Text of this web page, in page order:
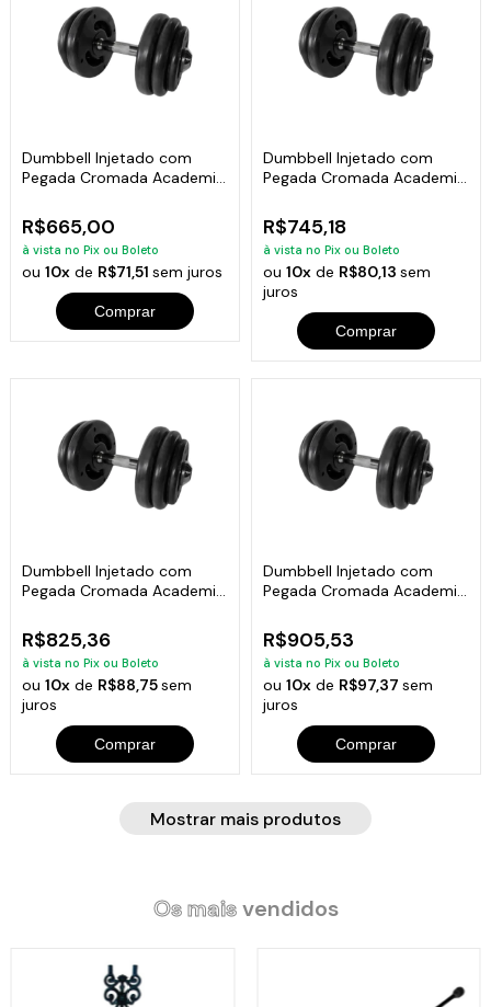
Dumbbell Injetado com
Pegada Cromada Academia
R$665,00
à vista no Pix ou Boleto
ou10x de R$71,51sem juros
Comprar
Dumbbell Injetado com
Pegada Cromada Academia
R$745,18
à vista no Pix ou Boleto
ou 10xde R$80,13 sem
juros
Comprar
Dumbbell Injetado com
Pegada Cromada Academia
R$825,36
à vista no Pix ou Boleto
ou10x de R$88,75sem
juros
Comprar
Dumbbell Injetado com
Pegada Cromada Academia
R$905,53
à vista no Pix ou Boleto
ou 10xde R$97,37 sem
juros
Comprar
Mostrar mais produtos
Os maisvendidos